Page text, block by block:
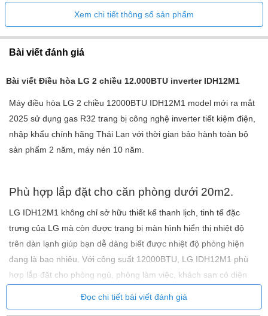
Xem chi tiết thông số sản phẩm
Bài viết đánh giá
Bài viết Điều hòa LG 2 chiều 12.000BTU inverter IDH12M1
Máy điều hòa LG 2 chiều 12000BTU IDH12M1 model mới ra mắt
2025 sử dụng gas R32 trang bị công nghệ inverter tiết kiệm điện,
nhập khẩu chính hãng Thái Lan với thời gian bảo hành toàn bộ
sản phẩm 2 năm, máy nén 10 năm.
Phù hợp lắp đặt cho căn phòng dưới 20m2.
LG IDH12M1 không chỉ sở hữu thiết kế thanh lịch, tinh tế đặc
trưng của LG mà còn được trang bị màn hình hiển thị nhiệt độ
trên dàn lạnh giúp bạn dễ dàng biết được nhiệt độ phòng hiện
đang là bao nhiêu. Với công suất 12000BTU, LG IDH12M1 phù
hợp lắp đặt cho phòng ngủ, phòng làm việc, khách sạn có diện
Đọc chi tiết bài viết đánh giá